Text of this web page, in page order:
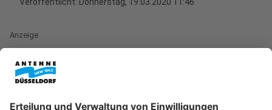
Anzeige
Homeoffice
Anzeige